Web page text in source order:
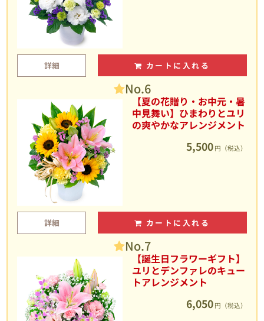
詳細 カートに入れる
No.6
【夏の花贈り・お中元・暑
中見舞い】ひまわりとユリ
の爽やかなアレンジメント
5,500 円（税込）
詳細 カートに入れる
No.7
【誕生日フラワーギフト】
ユリとデンファレのキュー
トアレンジメント
6,050 円（税込）